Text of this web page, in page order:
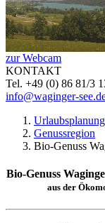
zur Webcam
KONTAKT
Tel. +49 (0) 86 81/3
info@waginger-
Urlaubsplanung
Genussregion
Bio-Genuss
Bio-Genuss
aus der